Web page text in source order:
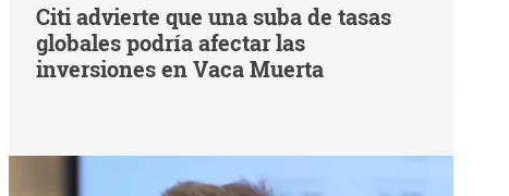
Citi advierte que una suba de tasas
globales podría afectar las
inversiones en Vaca Muerta